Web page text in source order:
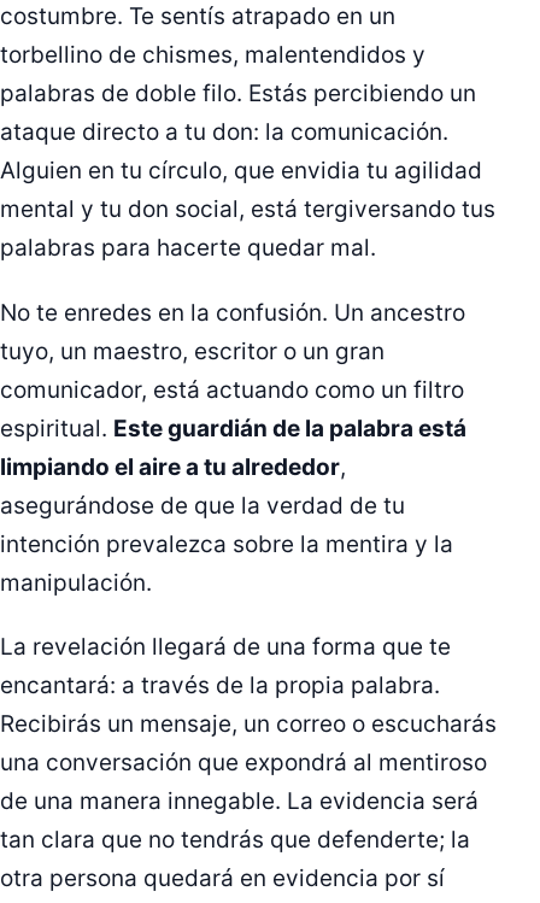
costumbre. Te sentís atrapado en un
torbellino de chismes, malentendidos y
palabras de doble filo. Estás percibiendo un
ataque directo a tu don: la comunicación.
Alguien en tu círculo, que envidia tu agilidad
mental y tu don social, está tergiversando tus
palabras para hacerte quedar mal.
No te enredes en la confusión. Un ancestro
tuyo, un maestro, escritor o un gran
comunicador, está actuando como un filtro
espiritual. Este guardián de la palabra está
limpiando el aire a tu alrededor,
asegurándose de que la verdad de tu
intención prevalezca sobre la mentira y la
manipulación.
La revelación llegará de una forma que te
encantará: a través de la propia palabra.
Recibirás un mensaje, un correo o escucharás
una conversación que expondrá al mentiroso
de una manera innegable. La evidencia será
tan clara que no tendrás que defenderte; la
otra persona quedará en evidencia por sí